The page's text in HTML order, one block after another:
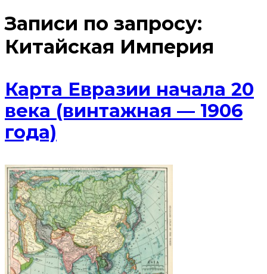
Записи по запросу:
Китайская Империя
Карта Евразии начала 20
века (винтажная — 1906
года)